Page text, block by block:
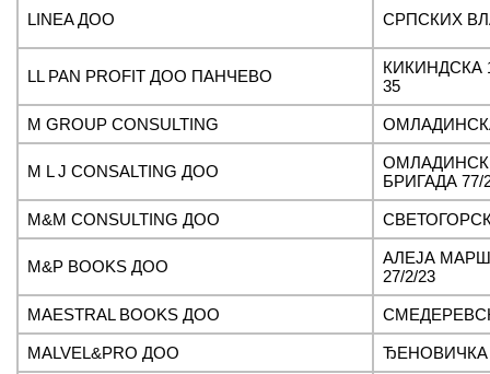
LINEA ДОО СРПСКИХ
LL PAN PROFIT ДОО ПАНЧЕВО
КИКИНДСКА
35
M GROUP CONSULTING
M L J CONSALTING ДОО
БРИГАДА 77/
M&M CONSULTING ДОО
M&P BOOKS ДОО
АЛЕЈА
27/2/23
MAESTRAL BOOKS ДОО
MALVEL&PRO ДОО ЂЕНОВИЧКА